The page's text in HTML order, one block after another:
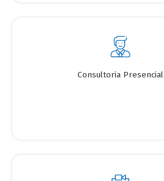
Consultoria Presencial